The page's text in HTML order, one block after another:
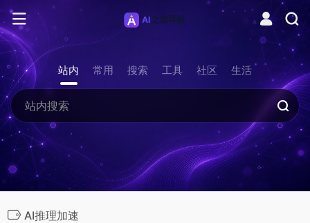
站内 常用 搜索 工具 社区 生活
AI推理加速